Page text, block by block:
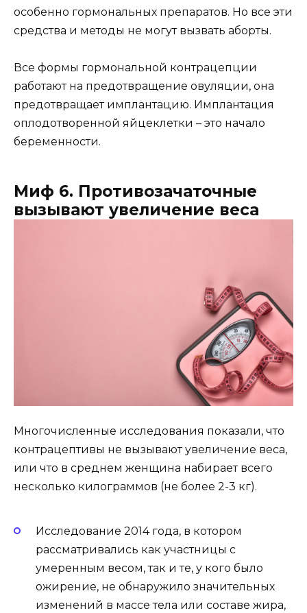
особенно гормональных препаратов. Но все эти
средства и методы не могут вызвать аборты.
Все формы гормональной контрацепции
работают на предотвращение овуляции, она
предотвращает имплантацию. Имплантация
оплодотворенной яйцеклетки – это начало
беременности.
Миф 6. Противозачаточные
вызывают увеличение веса
Многочисленные исследования показали, что
контрацептивы не вызывают увеличение веса,
или что в среднем женщина набирает всего
несколько килограммов (не более 2-3 кг).
Исследование 2014 года, в котором
рассматривались как участницы с
умеренным весом, так и те, у кого было
ожирение, не обнаружило значительных
изменений в массе тела или составе жира,